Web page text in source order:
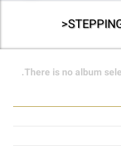
There is no album